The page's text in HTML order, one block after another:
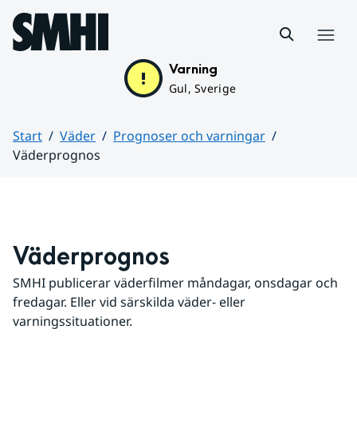
Hoppa till sidans innehåll
Varning
Gul, Sverige
Start Väder
Prognoser och varningar
Väderprognos
Väderprognos
SMHI publicerar väderfilmer måndagar, onsdagar och
fredagar. Eller vid särskilda väder- eller
varningssituationer.